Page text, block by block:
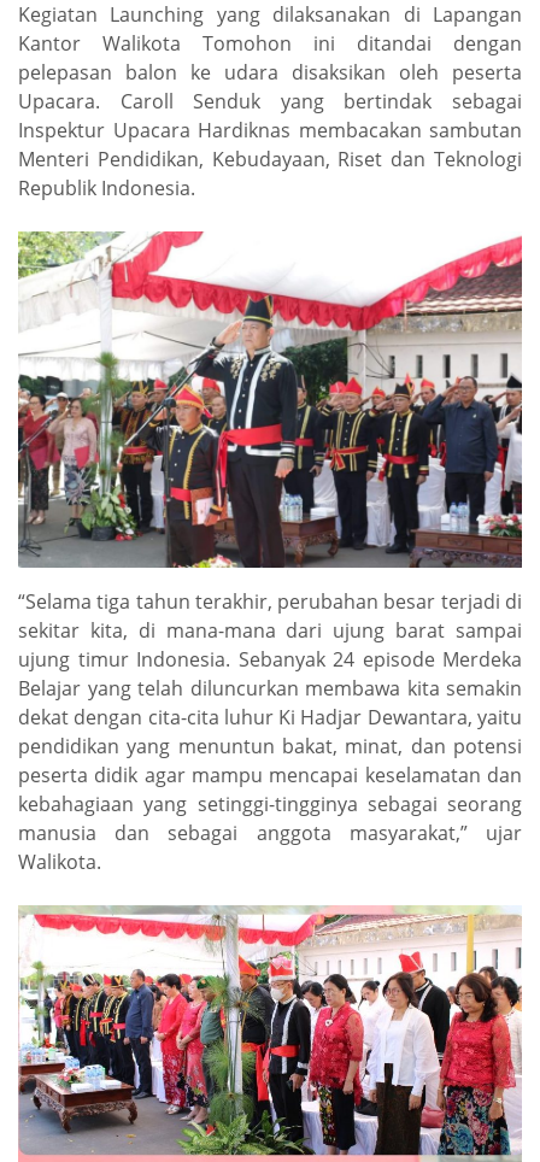
Kegiatan Launching yang dilaksanakan di Lapangan
Kantor Walikota Tomohon ini ditandai dengan
pelepasan balon ke udara disaksikan oleh peserta
Upacara. Caroll Senduk yang bertindak sebagai
Inspektur Upacara Hardiknas membacakan sambutan
Menteri Pendidikan, Kebudayaan, Riset dan Teknologi
Republik Indonesia.
“Selama tiga tahun terakhir, perubahan besar terjadi di
sekitar kita, di mana-mana dari ujung barat sampai
ujung timur Indonesia. Sebanyak 24 episode Merdeka
Belajar yang telah diluncurkan membawa kita semakin
dekat dengan cita-cita luhur Ki Hadjar Dewantara, yaitu
pendidikan yang menuntun bakat, minat, dan potensi
peserta didik agar mampu mencapai keselamatan dan
kebahagiaan yang setinggi-tingginya sebagai seorang
manusia dan sebagai anggota masyarakat,” ujar
Walikota.